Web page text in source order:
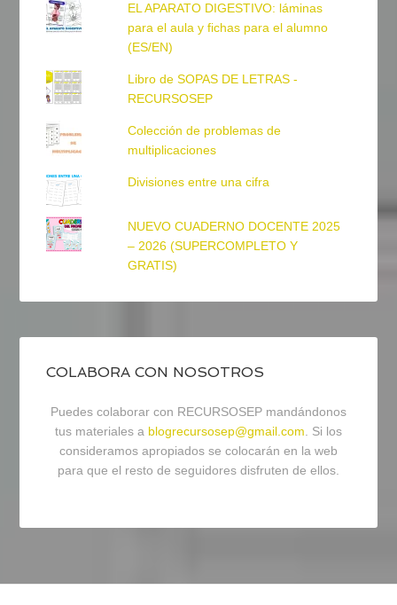
EL APARATO DIGESTIVO: láminas
para el aula y fichas para el alumno
(ES/EN)
Libro de SOPAS DE LETRAS -
RECURSOSEP
Colección de problemas de
multiplicaciones
Divisiones entre una cifra
NUEVO CUADERNO DOCENTE 2025
– 2026 (SUPERCOMPLETO Y
GRATIS)
COLABORA CON NOSOTROS
Puedes colaborar con RECURSOSEP mandándonos
tus materiales a blogrecursosep@gmail.com. Si los
consideramos apropiados se colocarán en la web
para que el resto de seguidores disfruten de ellos.